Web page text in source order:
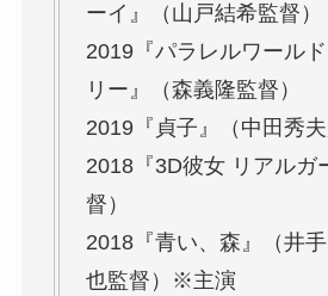
ーイ』（山戸結希監督）
2019『パラレルワール
リー』（森義隆監督）
2019『貞子』（中田秀夫
2018『3D彼女 リアルガ
督）
2018『青い、森』（井
也監督）※主演